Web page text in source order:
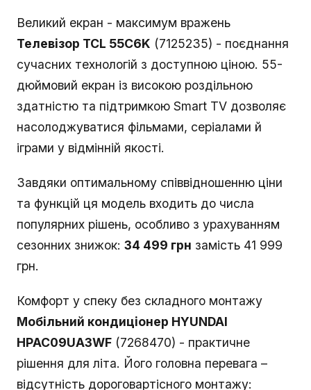
Великий екран - максимум вражень
Телевізор TCL 55C6K (7125235) - поєднання
сучасних технологій з доступною ціною. 55-
дюймовий екран із високою роздільною
здатністю та підтримкою Smart TV дозволяє
насолоджуватися фільмами, серіалами й
іграми у відмінній якості.
Завдяки оптимальному співвідношенню ціни
та функцій ця модель входить до числа
популярних рішень, особливо з урахуванням
сезонних знижок: 34 499 грн замість 41 999
грн.
Комфорт у спеку без складного монтажу
Мобільний кондиціонер HYUNDAI
HPAC09UA3WF (7268470) - практичне
рішення для літа. Його головна перевага –
відсутність дороговартісного монтажу: